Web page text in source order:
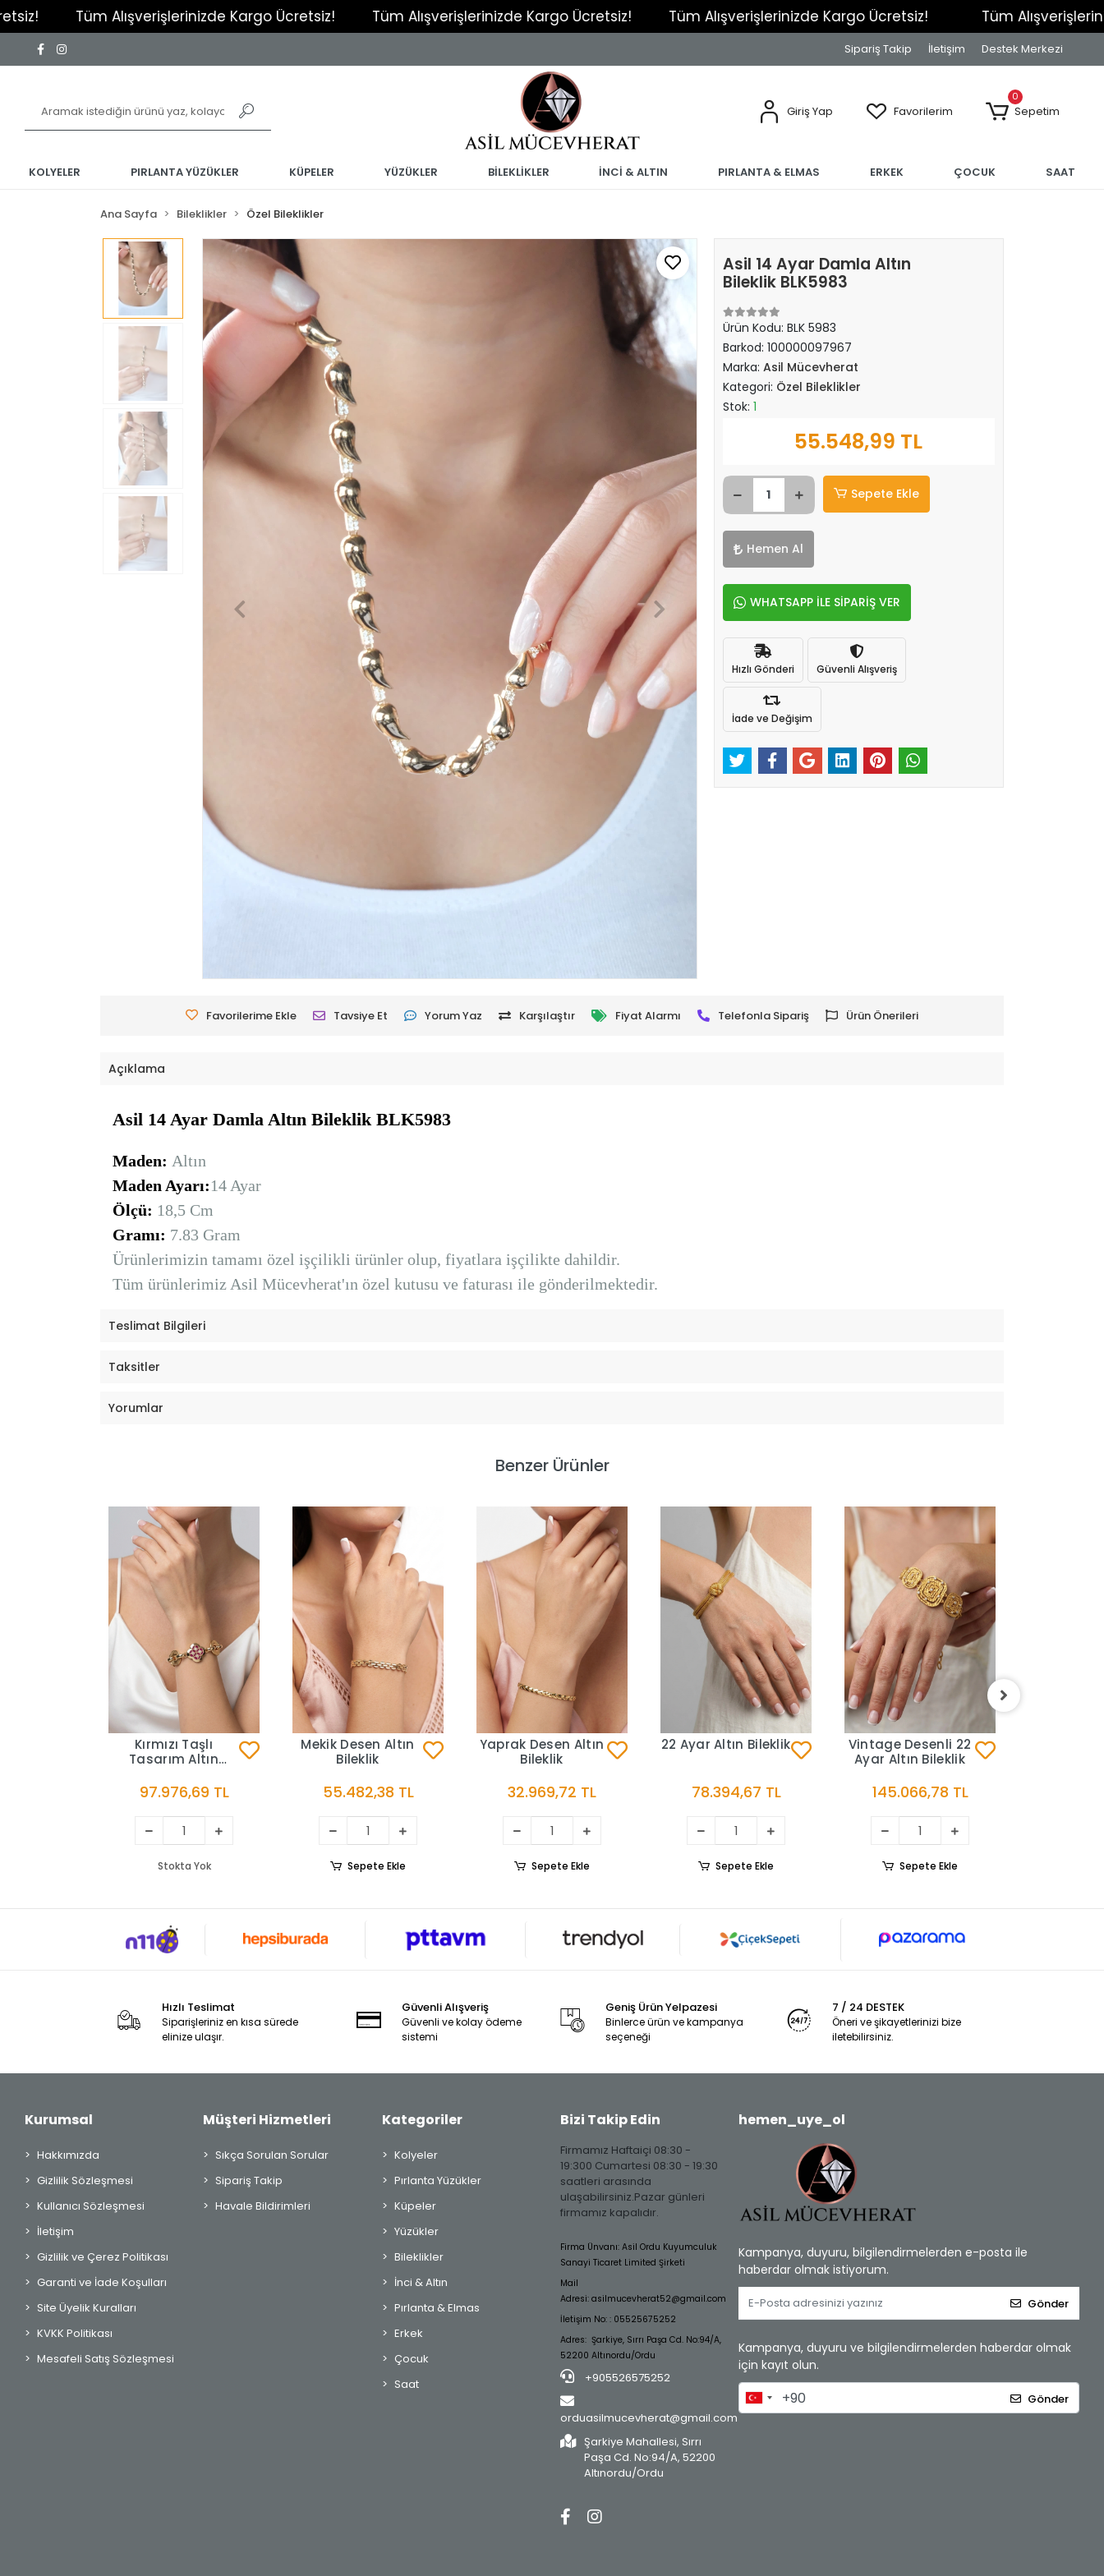
Tüm Alışverişlerinizde Kargo Ücretsiz! Tüm Alışverişlerinizde Kargo Ücretsiz! Tüm Alışverişlerinizde Kargo Ücretsiz! Tüm Alışverişlerinizde
Sipariş Takip İletişim Destek Merkezi
Giriş Yap Favorilerim
0
Sepetim
KOLYELER PIRLANTA YÜZÜKLER KÜPELER YÜZÜKLER BİLEKLİKLER İNCİ & ALTIN PIRLANTA & ELMAS ERKEK ÇOCUK SAAT
Ana Sayfa Bileklikler Özel Bileklikler
Asil 14 Ayar Damla Altın
Bileklik BLK5983
Ürün Kodu: BLK 5983
Barkod: 100000097967
Marka: Asil Mücevherat
Kategori: Özel Bileklikler
Stok: 1
55.548,99 TL
Sepete Ekle
Hemen Al
WHATSAPP İLE SİPARİŞ VER
Hızlı Gönderi Güvenli Alışveriş
İade ve Değişim
Favorilerime Ekle Tavsiye Et Yorum Yaz Karşılaştır Fiyat Alarmı Telefonla Sipariş Ürün Önerileri
Açıklama
Asil 14 Ayar Damla Altın BileklikBLK5983
Maden: Altın
Maden Ayarı:14 Ayar
Ölçü: 18,5 Cm
Gramı: 7.83 Gram
Ürünlerimizin tamamı özel işçilikli ürünler olup, fiyatlara işçilikte dahildir.
Tüm ürünlerimiz Asil Mücevherat'ın özel kutusu ve faturası ile gönderilmektedir.
Teslimat Bilgileri
Taksitler
Yorumlar
Benzer Ürünler
Kırmızı Taşlı
Tasarım Altın
97.976,69 TL
Stokta Yok
Mekik Desen Altın
Bileklik
55.482,38 TL
Sepete Ekle
Yaprak Desen Altın
Bileklik
32.969,72 TL
Sepete Ekle
22 Ayar Altın Bileklik
78.394,67 TL
Sepete Ekle
Vintage Desenli 22
Ayar Altın Bileklik
145.066,78 TL
Sepete Ekle
Hızlı Teslimat
Siparişleriniz en kısa sürede
elinize ulaşır.
Güvenli Alışveriş
Güvenli ve kolay ödeme
sistemi
Geniş Ürün Yelpazesi
Binlerce ürün ve kampanya
seçeneği
7 / 24 DESTEK
Öneri ve şikayetlerinizi bize
iletebilirsiniz.
Kurumsal
Hakkımızda
Gizlilik Sözleşmesi
Kullanıcı Sözleşmesi
İletişim
Gizlilik ve Çerez Politikası
Garanti ve İade Koşulları
Site Üyelik Kuralları
KVKK Politikası
Mesafeli Satış Sözleşmesi
Müşteri Hizmetleri
Sıkça Sorulan Sorular
Sipariş Takip
Havale Bildirimleri
Kategoriler
Kolyeler
Pırlanta Yüzükler
Küpeler
Yüzükler
Bileklikler
İnci & Altın
Pırlanta & Elmas
Erkek
Çocuk
Saat
Bizi Takip Edin
Firmamız Haftaiçi 08:30 -
19:300 Cumartesi 08:30 - 19:30
saatleri arasında
ulaşabilirsiniz.Pazar günleri
firmamız kapalıdır.
Firma Ünvanı: Asil Ordu Kuyumculuk
Sanayi Ticaret Limited Şirketi
Mail
Adresi: asilmucevherat52@gmail.com
İletişim No: : 05525675252
Adres: Şarkiye, Sırrı Paşa Cd. No:94/A,
52200 Altınordu/Ordu
+905526575252
orduasilmucevherat@gmail.com
Şarkiye Mahallesi, Sırrı
Paşa Cd. No:94/A, 52200
Altınordu/Ordu
hemen_uye_ol
Kampanya, duyuru, bilgilendirmelerden e-posta ile
haberdar olmak istiyorum.
Gönder
Kampanya, duyuru ve bilgilendirmelerden haberdar olmak
için kayıt olun.
Gönder